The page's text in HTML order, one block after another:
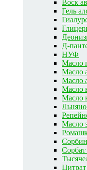
Воск
Гель
Д-
НУФ
Масло
Масло
Масло
Масло
Масло
Масло
Сорбат
Цитрат